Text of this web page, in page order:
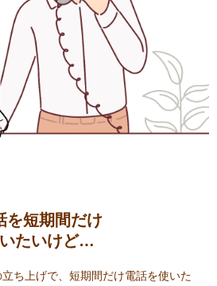
を短期間だけ
たいけど…
立ち上げで、短期間だけ電話を使いた